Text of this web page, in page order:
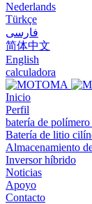
Nederlands
Türkçe
فارسی
简体中文
English
calculadora
Inicio
Perfil
batería de
Batería de litio
Almacenamiento
Inversor híbrido
Noticias
Apoyo
Contacto